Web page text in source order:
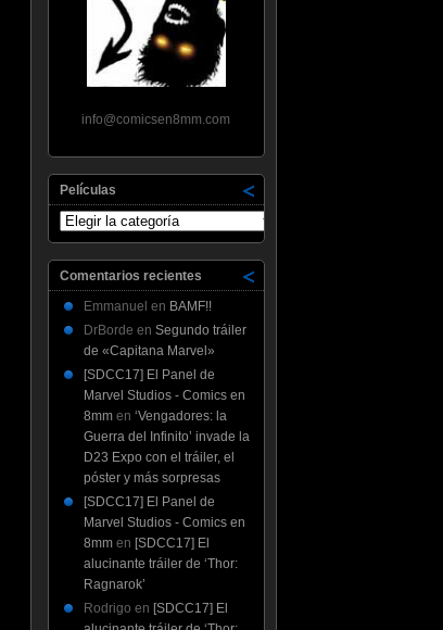
info@comicsen8mm.com
Películas
Películas
Comentarios recientes
Emmanuel en BAMF!!
DrBorde en Segundo tráiler
de «Capitana Marvel»
[SDCC17] El Panel de
Marvel Studios - Comics en
8mmen ‘Vengadores: la
Guerra del Infinito’ invade la
D23 Expo con el tráiler, el
póster y más sorpresas
[SDCC17] El Panel de
Marvel Studios - Comics en
8mmen [SDCC17] El
alucinante tráiler de ‘Thor:
Ragnarok’
Rodrigo en [SDCC17] El